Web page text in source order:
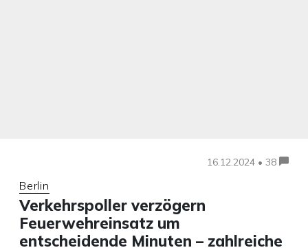
16.12.2024 • 38
Berlin
Verkehrspoller verzögern
Feuerwehreinsatz um
entscheidende Minuten – zahlreiche